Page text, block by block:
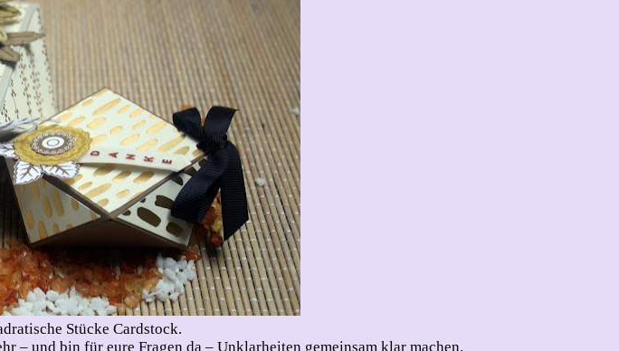
Stücke Cardstock.
– und bin für eure Fragen da – Unklarheiten gemeinsam klar machen.